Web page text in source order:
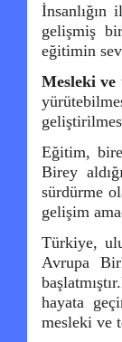
gelişmiş
eğitimin
Mesleki
Eğitim,
Birey
sürdürme
gelişim
Türkiye,
Avrupa
hayata
mesleki ve